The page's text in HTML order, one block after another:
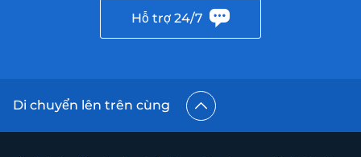
Hỗ trợ 24/7
Di chuyển lên trên cùng